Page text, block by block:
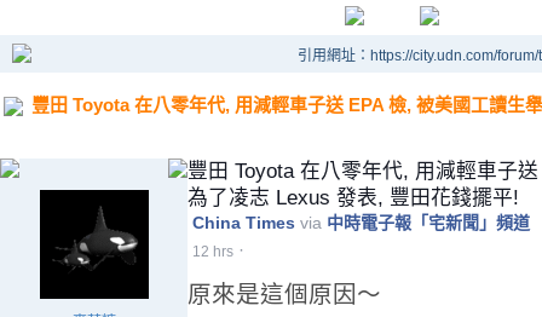
引用網址：https://city.udn.com/
豐田 Toyota 在八零年代, 用減輕車子送 EPA 檢, 被美國工讀生
豐田 Toyota 在八零年代, 用減輕車子
為了凌志 Lexus 發表, 豐田花錢擺平!
China Times via 中時電子報「宅新聞」頻道
12 hrs ·
原來是這個原因～